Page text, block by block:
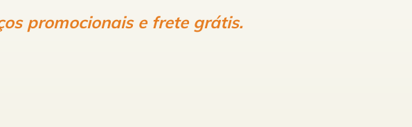
promocionais e frete grátis.